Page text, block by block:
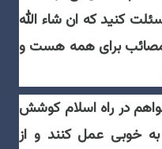
كنيد كه ان شاء الله
مصائب براى همه هست و
در راه اسلام كوشش
خوبى عمل كنند و از